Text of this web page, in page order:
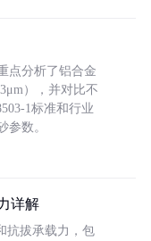
点分析了铝合金
），并对比不
1标准和行业
参数。
详解
抗拔承载力，包